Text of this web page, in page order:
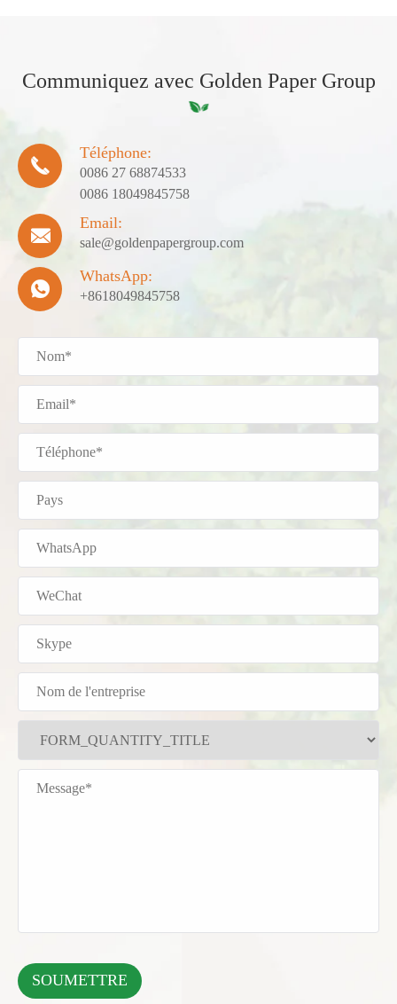
Communiquez avec Golden Paper Group

Téléphone:
0086 27 68874533
0086 18049845758

Email:
sale@goldenpapergroup.com

WhatsApp:
+8618049845758